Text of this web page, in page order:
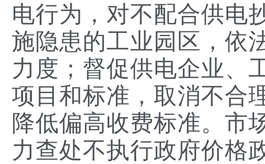
电行为，对不配合供电
施隐患的工业园区，依
力度；督促供电企业、
项目和标准，取消不合
降低偏高收费标准。市
力查处不执行政府价格